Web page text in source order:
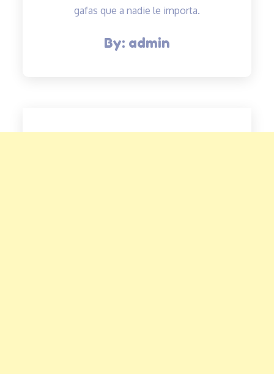
gafas que a nadie le importa.
By: admin